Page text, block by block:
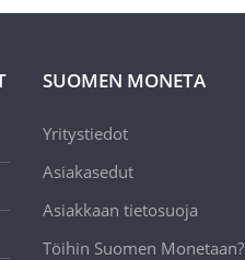
SUOMEN MONETA
Yritystiedot
Asiakasedut
Asiakkaan tietosuoja
Töihin Suomen Monetaan?